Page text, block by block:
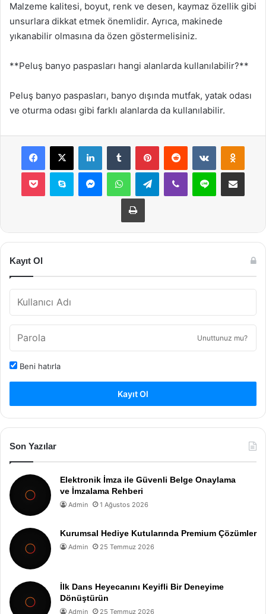
Malzeme kalitesi, boyut, renk ve desen, kaymaz özellik gibi
unsurlara dikkat etmek önemlidir. Ayrıca, makinede
yıkanabilir olmasına da özen göstermelisiniz.
**Peluş banyo paspasları hangi alanlarda kullanılabilir?**
Peluş banyo paspasları, banyo dışında mutfak, yatak odası
ve oturma odası gibi farklı alanlarda da kullanılabilir.
Facebook
X LinkedInTumblr PinterestReddit VKontakte
Pocket Skype MessengerWhatsAppTelegramViber Line E-Posta ile
Yazdır
Kayıt Ol
Unuttunuz mu?
Beni hatırla
Kayıt Ol
Son Yazılar
Elektronik İmza ile Güvenli Belge Onaylama
ve İmzalama Rehberi
Admin 1 Ağustos 2026
Kurumsal Hediye Kutularında Premium Çözümler
Admin 25 Temmuz 2026
İlk Dans Heyecanını Keyifli Bir Deneyime
Dönüştürün
Admin 25 Temmuz 2026